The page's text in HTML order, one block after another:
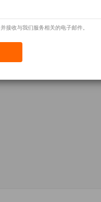
并接收与我们服务相关的电子邮件。